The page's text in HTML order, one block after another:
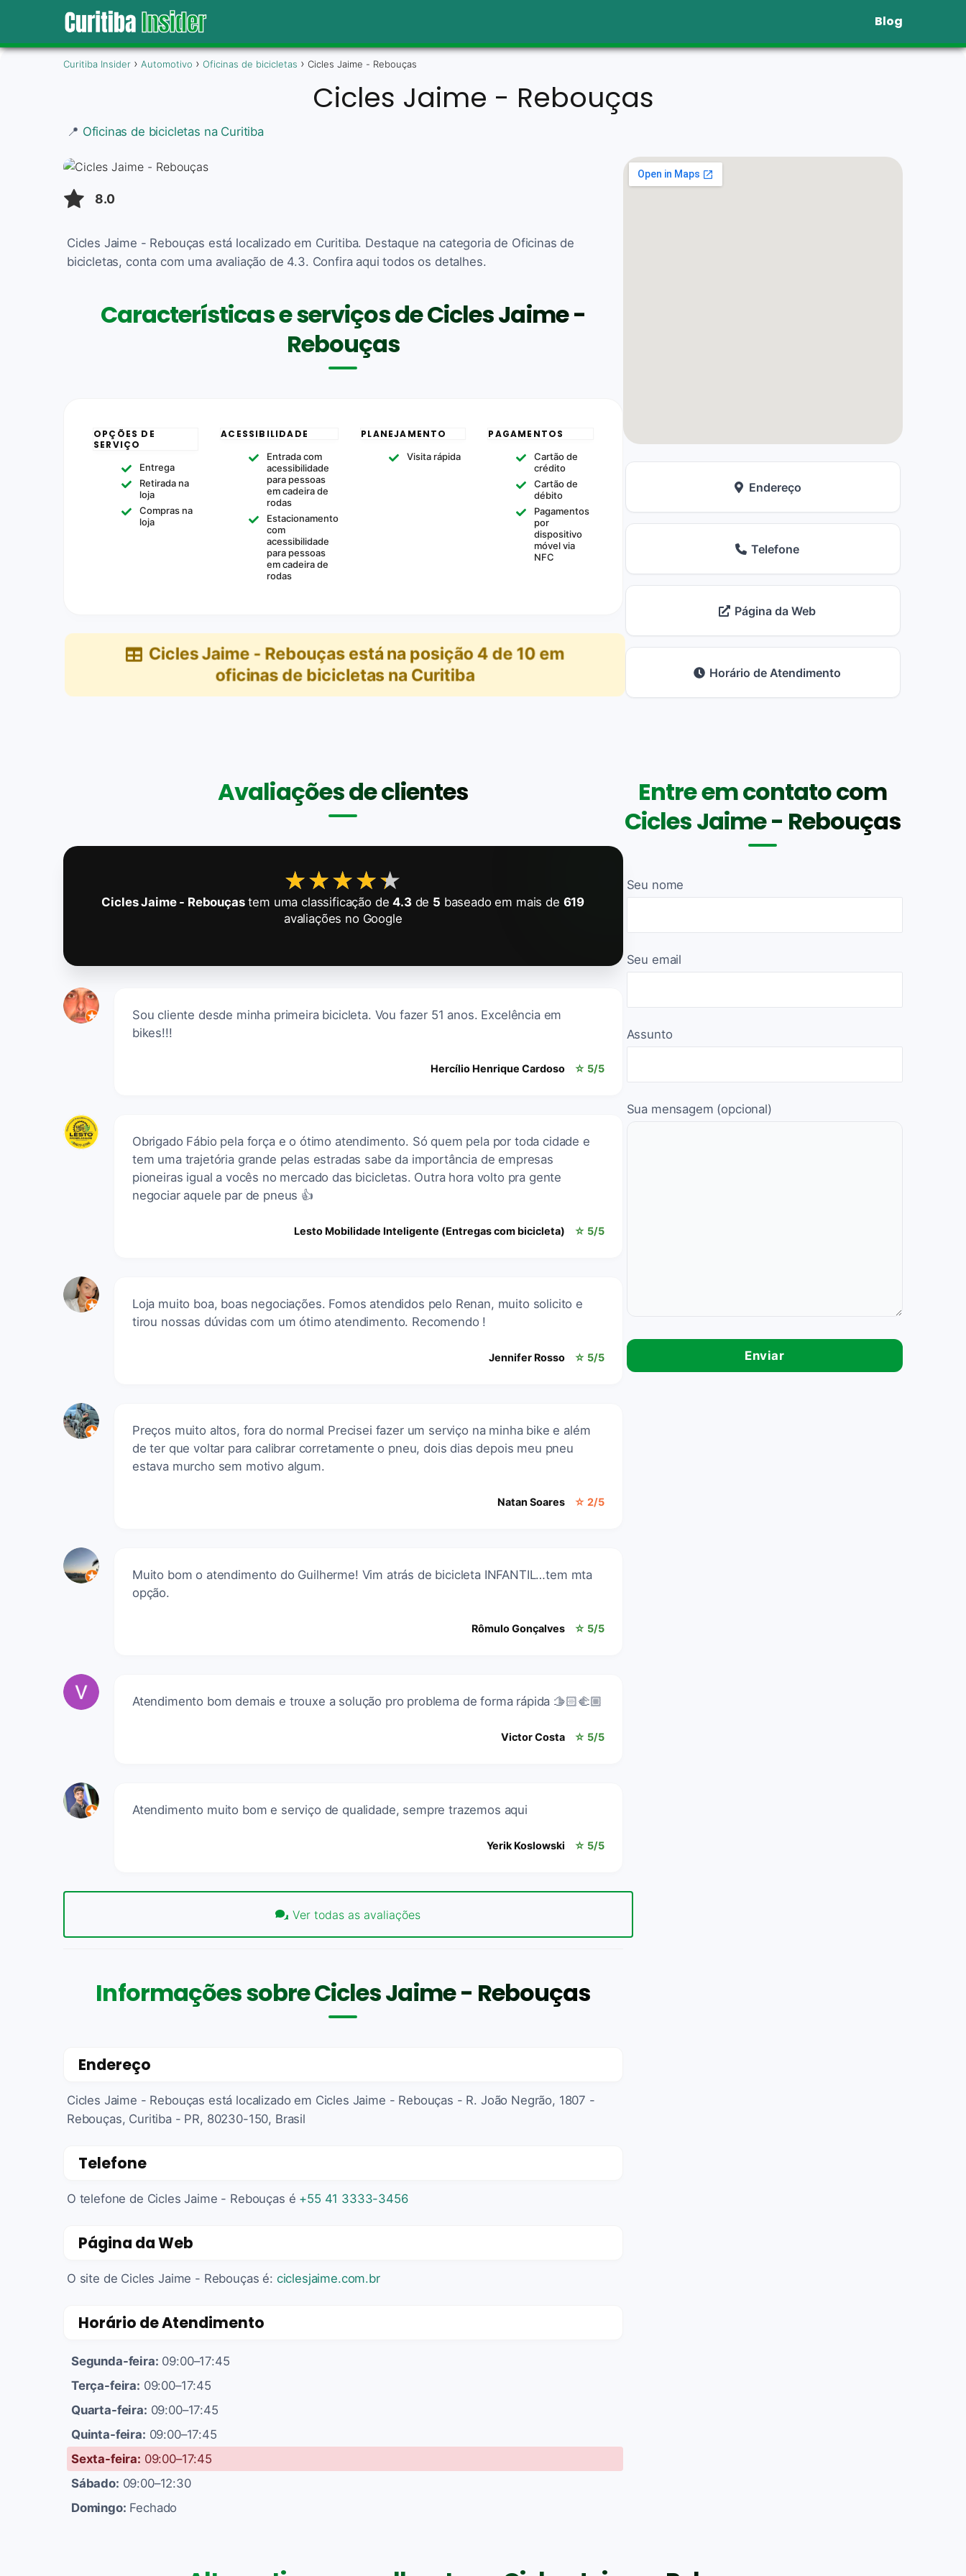
Blog
Curitiba Insider Automotivo Oficinas de bicicletas Cicles Jaime - Rebouças
Cicles Jaime - Rebouças
📍 Oficinas de bicicletas na Curitiba
8.0
Cicles Jaime - Rebouças está localizado em Curitiba. Destaque na categoria de Oficinas de
bicicletas, conta com uma avaliação de 4.3. Confira aqui todos os detalhes.
Características e serviços de Cicles Jaime -
Rebouças
OPÇÕES DE
SERVIÇO
Entrega
Retirada na
loja
Compras na
loja
ACESSIBILIDADE
Entrada com
acessibilidade
para pessoas
em cadeira de
rodas
Estacionamento
com
acessibilidade
para pessoas
em cadeira de
rodas
PLANEJAMENTO
Visita rápida
PAGAMENTOS
Cartão de
crédito
Cartão de
débito
Pagamentos
por
dispositivo
móvel via
NFC
Cicles Jaime - Rebouças está na posição4 de 10 em
oficinas de bicicletas na Curitiba
Endereço
Telefone
Página da Web
Horário de Atendimento
Avaliações de clientes
★★★★★
★★★★★
Cicles Jaime - Rebouçastem uma classificação de4.3de 5 baseado em mais de 619
avaliações no Google
Sou cliente desde minha primeira bicicleta. Vou fazer 51 anos. Excelência em
bikes!!!
Hercílio Henrique Cardoso ☆ 5/5
Obrigado Fábio pela força e o ótimo atendimento. Só quem pela por toda cidade e
tem uma trajetória grande pelas estradas sabe da importância de empresas
pioneiras igual a vocês no mercado das bicicletas. Outra hora volto pra gente
negociar aquele par de pneus 👍
Lesto Mobilidade Inteligente (Entregas com bicicleta) ☆ 5/5
Loja muito boa, boas negociações. Fomos atendidos pelo Renan, muito solicito e
tirou nossas dúvidas com um ótimo atendimento. Recomendo !
Jennifer Rosso ☆ 5/5
Preços muito altos, fora do normal Precisei fazer um serviço na minha bike e além
de ter que voltar para calibrar corretamente o pneu, dois dias depois meu pneu
estava murcho sem motivo algum.
Natan Soares ☆ 2/5
Muito bom o atendimento do Guilherme! Vim atrás de bicicleta INFANTIL…tem mta
opção.
Rômulo Gonçalves ☆ 5/5
Atendimento bom demais e trouxe a solução pro problema de forma rápida 🫱🏻‍🫲🏼
Victor Costa ☆ 5/5
Atendimento muito bom e serviço de qualidade, sempre trazemos aqui
Yerik Koslowski ☆ 5/5
Ver todas as avaliações
Informações sobre Cicles Jaime - Rebouças
Endereço
Cicles Jaime - Rebouças está localizado em Cicles Jaime - Rebouças - R. João Negrão, 1807 -
Rebouças, Curitiba - PR, 80230-150, Brasil
Telefone
O telefone de Cicles Jaime - Rebouças é +55 41 3333-3456
Página da Web
O site de Cicles Jaime - Rebouças é: ciclesjaime.com.br
Horário de Atendimento
Segunda-feira: 09:00–17:45
Terça-feira: 09:00–17:45
Quarta-feira: 09:00–17:45
Quinta-feira: 09:00–17:45
Sexta-feira: 09:00–17:45
Sábado: 09:00–12:30
Domingo: Fechado
Entre em contato com
Cicles Jaime - Rebouças
Seu nome
Seu email
Assunto
Sua mensagem (opcional)